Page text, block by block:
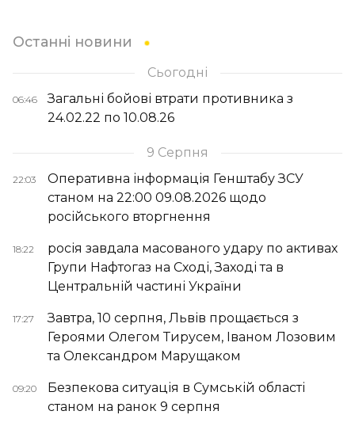
Останні новини
Сьогодні
06:46
Загальні бойові втрати противника з
24.02.22 по 10.08.26
9 Серпня
22:03
Оперативна інформація Генштабу ЗСУ
станом на 22:00 09.08.2026 щодо
російського вторгнення
18:22
росія завдала масованого удару по активах
Групи Нафтогаз на Сході, Заході та в
Центральній частині України
17:27
Завтра, 10 серпня, Львів прощається з
Героями Олегом Тирусем, Іваном Лозовим
та Олександром Марущаком
09:20
Безпекова ситуація в Сумській області
станом на ранок 9 серпня